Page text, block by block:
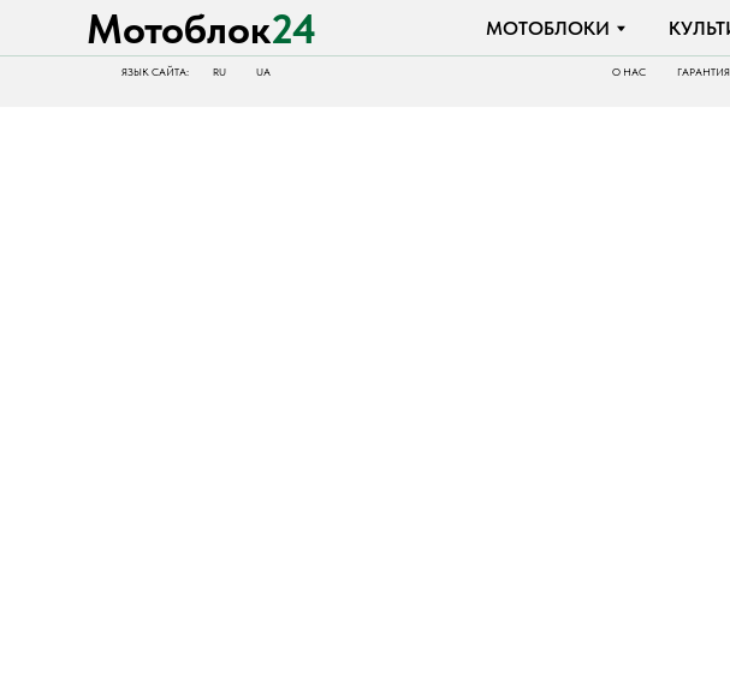
Мотоблок24 МОТОБЛОКИ КУЛЬТИВАТОРЫ